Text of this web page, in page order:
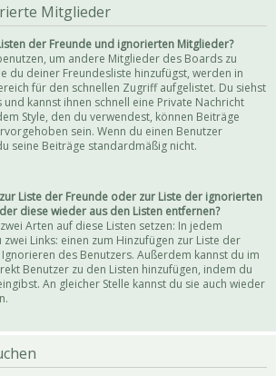
Mitglieder
der Freunde und ignorierten Mitglieder?
um andere Mitglieder des Boards zu
du deiner Freundesliste hinzufügst, werden in
für den schnellen Zugriff aufgelistet. Du siehst
kannst ihnen schnell eine Private Nachricht
Style, den du verwendest, können Beiträge
sein. Wenn du einen Benutzer
seine Beiträge standardmäßig nicht.
Liste der Freunde oder zur Liste der ignorierten
diese wieder aus den Listen entfernen?
Arten auf diese Listen setzen: In jedem
Links: einen zum Hinzufügen zur Liste der
des Benutzers. Außerdem kannst du im
Benutzer zu den Listen hinzufügen, indem du
An gleicher Stelle kannst du sie auch wieder